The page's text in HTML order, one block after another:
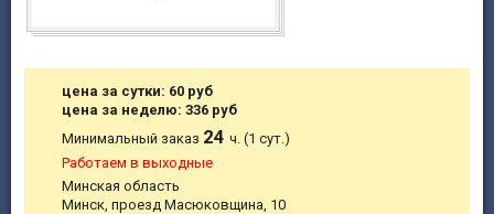
цена за сутки: 60 руб
цена за неделю: 336 руб
Минимальный заказ 24ч. (1 сут.)
Работаем в выходные
Минская область
Минск, проезд Масюковщина, 10